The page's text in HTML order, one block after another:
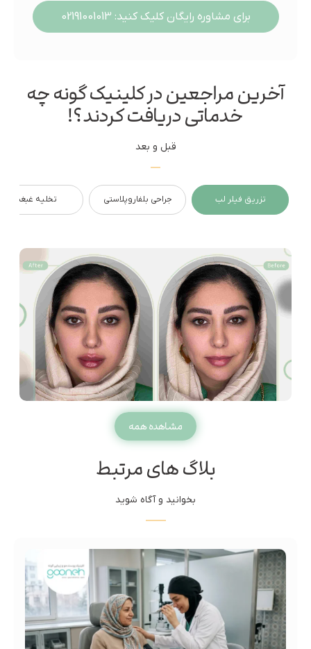
برای مشاوره رایگان کلیک کنید: 02191001013
آخرین مراجعین در کلینیک گونه چه
خدماتی دریافت کردند؟!
قبل و بعد
تزریق فیلر لب جراحی بلفاروپلاستی تخلیه غبغب
مشاهده همه
بلاگ های مرتبط
بخوانید و آگاه شوید